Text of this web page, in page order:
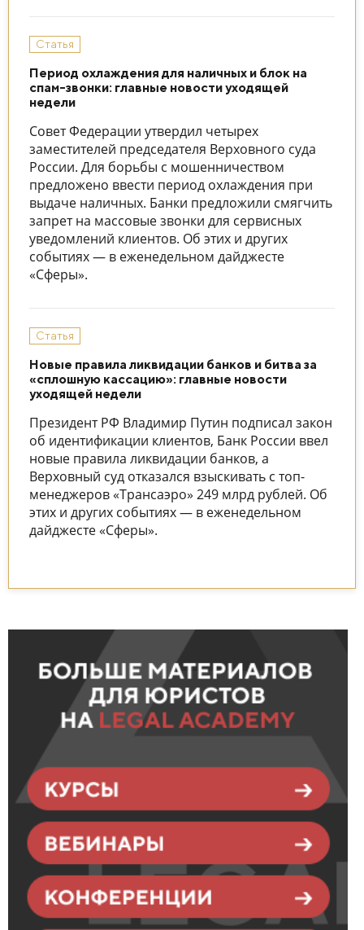
Статья
Период охлаждения для наличных и блок на
спам-звонки: главные новости уходящей
недели
Совет Федерации утвердил четырех
заместителей председателя Верховного суда
России. Для борьбы с мошенничеством
предложено ввести период охлаждения при
выдаче наличных. Банки предложили смягчить
запрет на массовые звонки для сервисных
уведомлений клиентов. Об этих и других
событиях — в еженедельном дайджесте
«Сферы».
Статья
Новые правила ликвидации банков и битва за
«сплошную кассацию»: главные новости
уходящей недели
Президент РФ Владимир Путин подписал закон
об идентификации клиентов, Банк России ввел
новые правила ликвидации банков, а
Верховный суд отказался взыскивать с топ-
менеджеров «Трансаэро» 249 млрд рублей. Об
этих и других событиях — в еженедельном
дайджесте «Сферы».